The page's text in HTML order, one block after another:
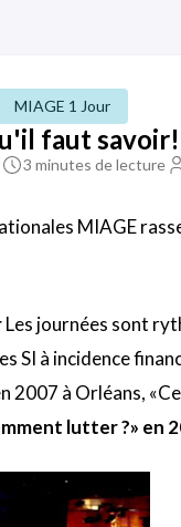
MIAGE 1 Jour
faut savoir!
3 minutes de lecture
MIAGE
Les journées sont
SI à incidence
2007 à Orléans,
lutter ?» en